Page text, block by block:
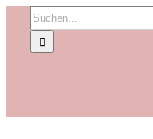
Inhalt
springen
Suche
nach: